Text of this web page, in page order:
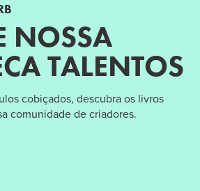
NOSSA
TALENTOS
cobiçados, descubra os livros
comunidade de criadores.